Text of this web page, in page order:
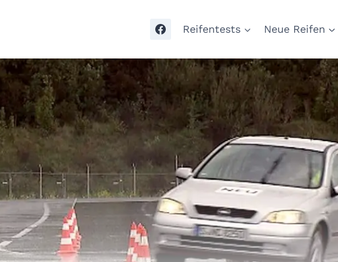
Reifentests Neue Reifen